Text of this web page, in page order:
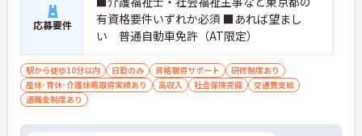
応募要件
有資格要件いずれか必須 ■あれば望まし
い 普通自動車免許（AT限定）
駅から徒歩10分以内 日勤のみ 資格取得サポート
研修制度あり
産休･育休･介護休暇取得実績あり
高収入 社会保険完備
交通費支給
退職金制度あり